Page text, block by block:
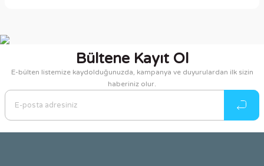
Görüş ve önerileriniz için teşekkür ederiz.
Ürün resmi kalitesiz, bozuk veya görüntülenemiyor.
Ürün açıklamasında eksik bilgiler bulunuyor.
Ürün bilgilerinde hatalar bulunuyor.
Bültene Kayıt Ol
E-bülten listemize kaydolduğunuzda, kampanya ve duyurulardan ilk sizin
haberiniz olur.